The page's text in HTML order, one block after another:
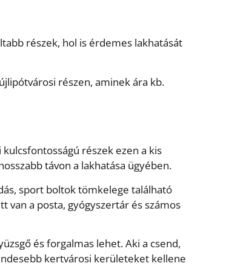
részek, hol is érdemes lakhatását
részen, aminek ára kb.
részek ezen a kis
távon a lakhatása ügyében.
sport boltok tömkelege található
van a posta, gyógyszertár és számos
és forgalmas lehet. Aki a csend,
kertvárosi kerületeket kellene